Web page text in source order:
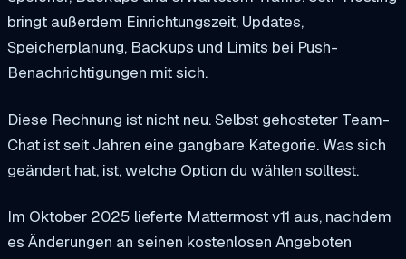
bringt außerdem Einrichtungszeit, Updates,
Speicherplanung, Backups und Limits bei Push-
Benachrichtigungen mit sich.
Diese Rechnung ist nicht neu. Selbst gehosteter Team-
Chat ist seit Jahren eine gangbare Kategorie. Was sich
geändert hat, ist, welche Option du wählen solltest.
Im Oktober 2025 lieferte Mattermost v11 aus, nachdem
es Änderungen an seinen kostenlosen Angeboten